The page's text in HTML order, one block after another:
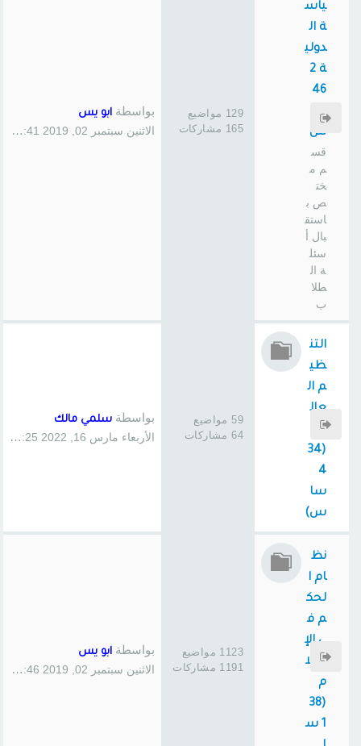
ياس
ة ال
دولي
ة 2
46
سا
س
قس
م م
خت
ص ب
استق
بال أ
سئل
ة ال
طلا
ب
129 مواضيع
165 مشاركات
بواسطة ابو يس
الاثنين سبتمبر 02, 2019 1:41 pm
التن
ظي
م ال
عال
مي
(34
4
سا
س)
59 مواضيع
64 مشاركات
بواسطة سلمي مالك
الأربعاء مارس 16, 2022 3:25 pm
نظ
ام ا
لحك
م ف
ي الإ
سلا
م
(38
1 س
1123 مواضيع
1191 مشاركات
بواسطة ابو يس
الاثنين سبتمبر 02, 2019 1:46 pm